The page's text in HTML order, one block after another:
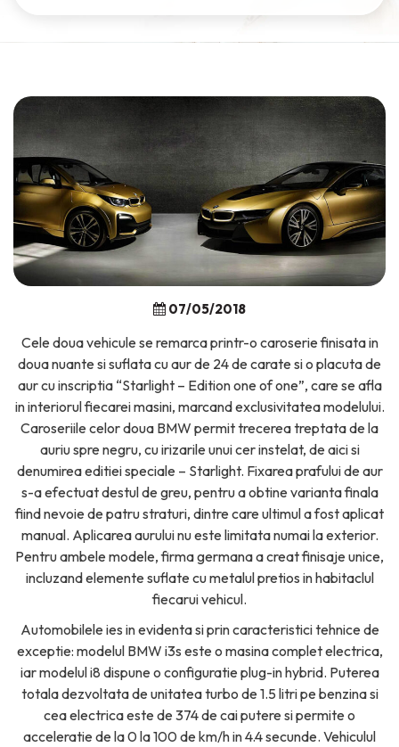
07/05/2018
Cele doua vehicule se remarca printr-o caroserie finisata in
doua nuante si suflata cu aur de 24 de carate si o placuta de
aur cu inscriptia “Starlight – Edition one of one”, care se afla
in interiorul fiecarei masini, marcand exclusivitatea modelului.
Caroseriile celor doua BMW permit trecerea treptata de la
auriu spre negru, cu irizarile unui cer instelat, de aici si
denumirea editiei speciale – Starlight. Fixarea prafului de aur
s-a efectuat destul de greu, pentru a obtine varianta finala
fiind nevoie de patru straturi, dintre care ultimul a fost aplicat
manual. Aplicarea aurului nu este limitata numai la exterior.
Pentru ambele modele, firma germana a creat finisaje unice,
incluzand elemente suflate cu metalul pretios in habitaclul
fiecarui vehicul.
Automobilele ies in evidenta si prin caracteristici tehnice de
exceptie: modelul BMW i3s este o masina complet electrica,
iar modelul i8 dispune o configuratie plug-in hybrid. Puterea
totala dezvoltata de unitatea turbo de 1.5 litri pe benzina si
cea electrica este de 374 de cai putere si permite o
acceleratie de la 0 la 100 de km/h in 4.4 secunde. Vehiculul